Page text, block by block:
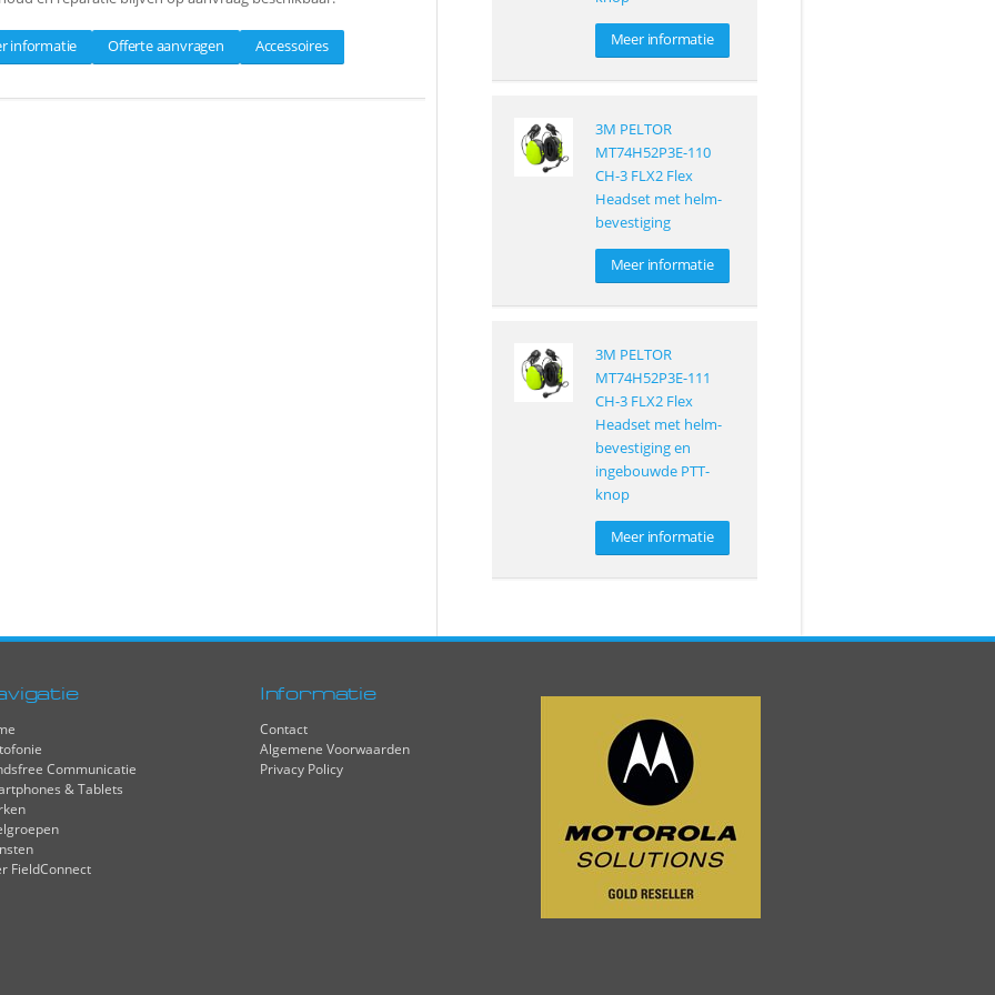
informatie Offerte aanvragen Accessoires Meer informatie
3M PELTOR
MT74H52P3E-110
CH-3 FLX2 Flex
Headset met helm-
bevestiging
Meer informatie
3M PELTOR
MT74H52P3E-111
CH-3 FLX2 Flex
Headset met helm-
bevestiging en
ingebouwde PTT-
knop
Meer informatie
Communicatie
& Tablets
FieldConnect
Informatie
Contact
Algemene Voorwaarden
Privacy Policy